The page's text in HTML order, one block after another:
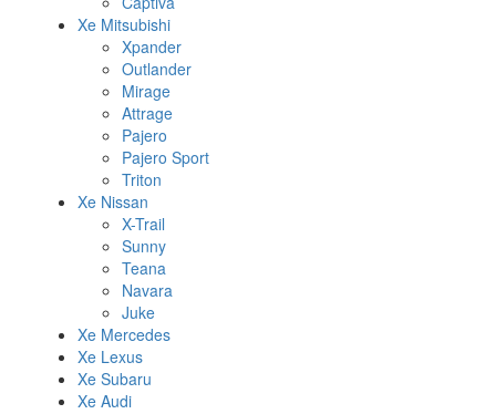
Xe Mitsubishi
Xpander
Outlander
Mirage
Attrage
Pajero
Pajero Sport
Triton
Xe Nissan
X-Trail
Sunny
Teana
Navara
Juke
Xe Mercedes
Xe Lexus
Xe Subaru
Xe Audi